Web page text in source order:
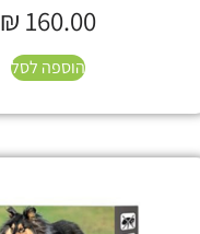
₪ 160.00
הוספה לסל